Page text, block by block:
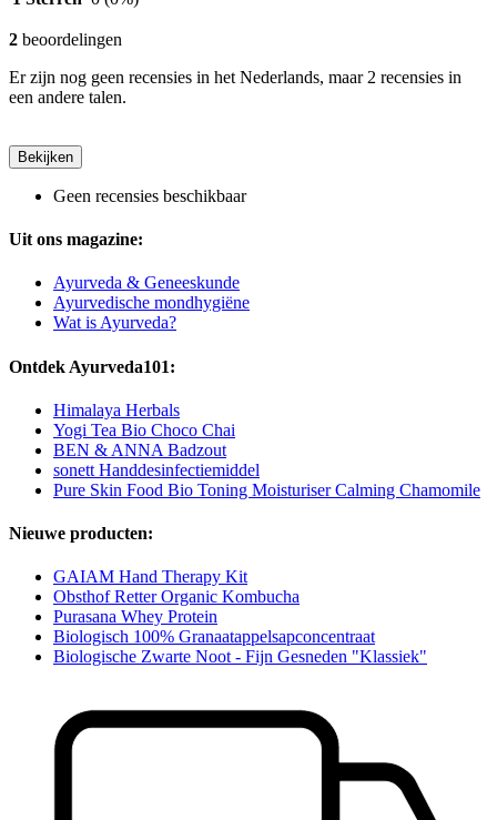
2 beoordelingen
Er zijn nog geen recensies in het Nederlands, maar 2 recensies in
een andere talen.
Bekijken
Geen recensies beschikbaar
Uit ons magazine:
Ayurveda & Geneeskunde
Ayurvedische mondhygiëne
Wat is Ayurveda?
Ontdek Ayurveda101:
Himalaya Herbals
Yogi Tea Bio Choco Chai
BEN & ANNA Badzout
sonett Handdesinfectiemiddel
Pure Skin Food Bio Toning Moisturiser Calming Chamomile
Nieuwe producten:
GAIAM Hand Therapy Kit
Obsthof Retter Organic Kombucha
Purasana Whey Protein
Biologisch 100% Granaatappelsapconcentraat
Biologische Zwarte Noot - Fijn Gesneden "Klassiek"